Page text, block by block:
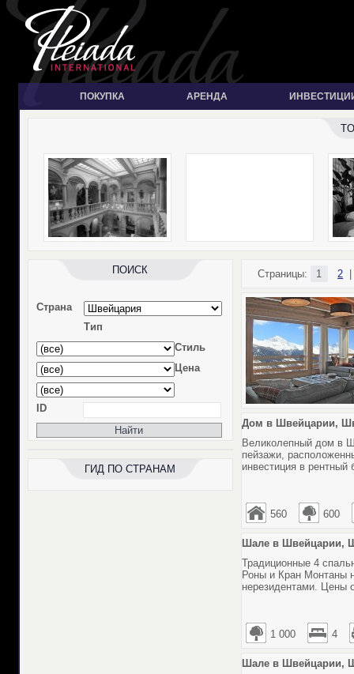
ПОКУПКА АРЕНДА
ПОИСК
Страна
Тип
Стиль
Цена
ID
ГИД ПО СТРАНАМ
Страницы: 1 2
Дом в Швейцарии,
Великолепный дом в
пейзажи,
инвестиция в рентный
560 600
Шале в Швейцарии,
Традиционные 4
Роны и Кран Монтаны
нерезидентами. Цены
1 000 4
Шале в Швейцарии,